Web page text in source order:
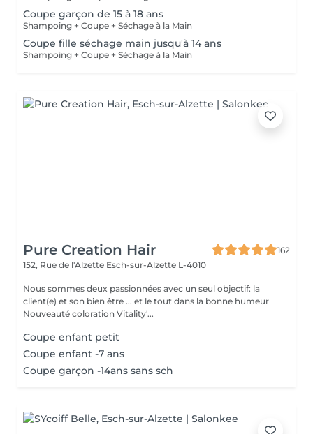
Coupe garçon de 15 à 18 ans
Shampoing + Coupe + Séchage à la Main
Coupe fille séchage main jusqu'à 14 ans
Shampoing + Coupe + Séchage à la Main
Pure Creation Hair
162
152, Rue de l'Alzette Esch-sur-Alzette L-4010
Nous sommes deux passionnées avec un seul objectif: la
client(e) et son bien être ... et le tout dans la bonne humeur
Nouveauté coloration Vitality'...
Coupe enfant petit
Coupe enfant -7 ans
Coupe garçon -14ans sans sch